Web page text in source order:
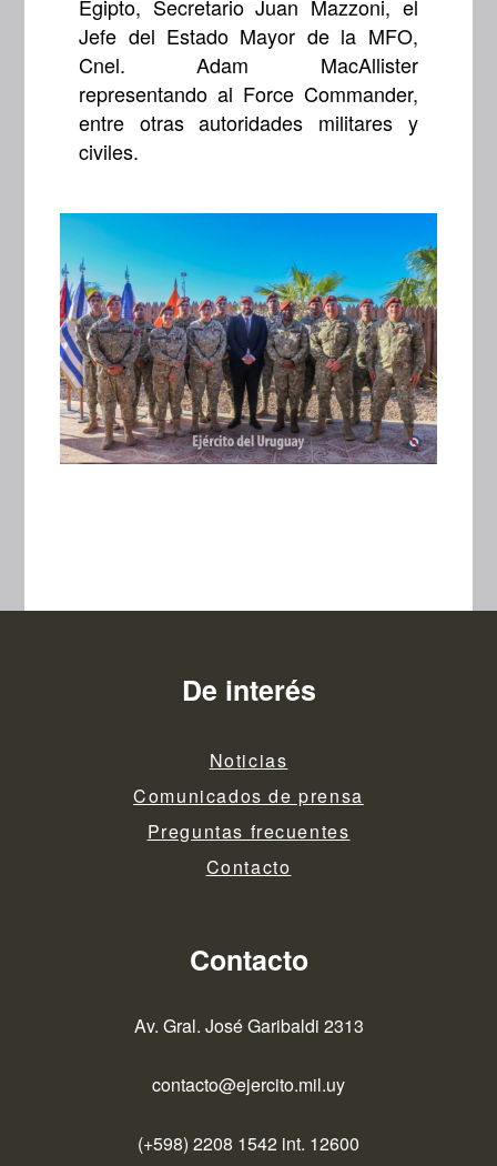
Egipto, Secretario Juan Mazzoni, el
Jefe del Estado Mayor de la MFO,
Cnel. Adam MacAllister
representando al Force Commander,
entre otras autoridades militares y
civiles.
De interés
Noticias
Comunicados de prensa
Preguntas frecuentes
Contacto
Contacto
Av. Gral. José Garibaldi 2313
contacto@ejercito.mil.uy
(+598) 2208 1542 int. 12600